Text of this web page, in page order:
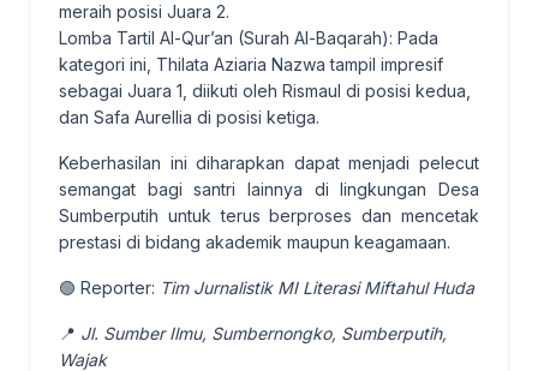
meraih posisi Juara 2.
Lomba Tartil Al-Qur’an (Surah Al-Baqarah): Pada
kategori ini, Thilata Aziaria Nazwa tampil impresif
sebagai Juara 1, diikuti oleh Rismaul di posisi kedua,
dan Safa Aurellia di posisi ketiga.
Keberhasilan ini diharapkan dapat menjadi pelecut
semangat bagi santri lainnya di lingkungan Desa
Sumberputih untuk terus berproses dan mencetak
prestasi di bidang akademik maupun keagamaan.
🟢 Reporter: Tim Jurnalistik MI Literasi Miftahul Huda
📍 Jl. Sumber Ilmu, Sumbernongko, Sumberputih,
Wajak